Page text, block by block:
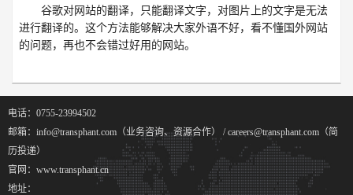
谷歌对网站的翻译，只能翻译文字，对图片上的文字是无法
进行翻译的。这个方法能够解决大家外语不好，看不懂国外网站
的问题，再也不会错过好用的网站。
电话：0755-23994502
邮箱：info@transphant.com（业务咨询、资源合作） / careers@transphant.com（简
历投递）
官网：www.transphant.cn
地址：